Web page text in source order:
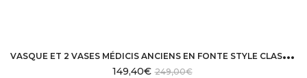
V
ASQUE ET 2 VASES MÉDICIS ANCIENS EN FONTE STYLE CLASSIQUE DÉCO DE JARDIN
249,00€
149,40€